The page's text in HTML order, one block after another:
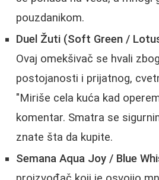
pouzdanikom.
Duel Žuti (Soft Green /
Ovaj omekšivač se hvali
postojanosti i prijatnog,
"Miriše cela kuća kad
komentar. Smatra se
znate šta da kupite.
Semana Aqua Joy / Blue